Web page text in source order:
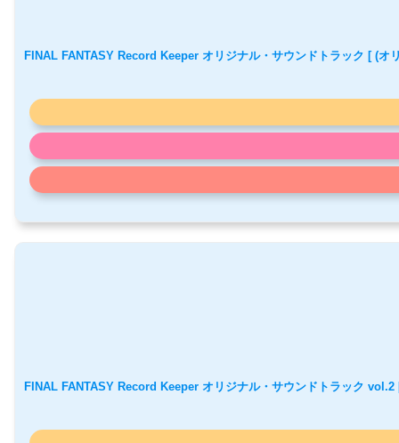
FINAL FANTASY Record Keeper オリジナル・サウンドトラック [ (オ
FINAL FANTASY Record Keeper オリジナル・サウンドトラック